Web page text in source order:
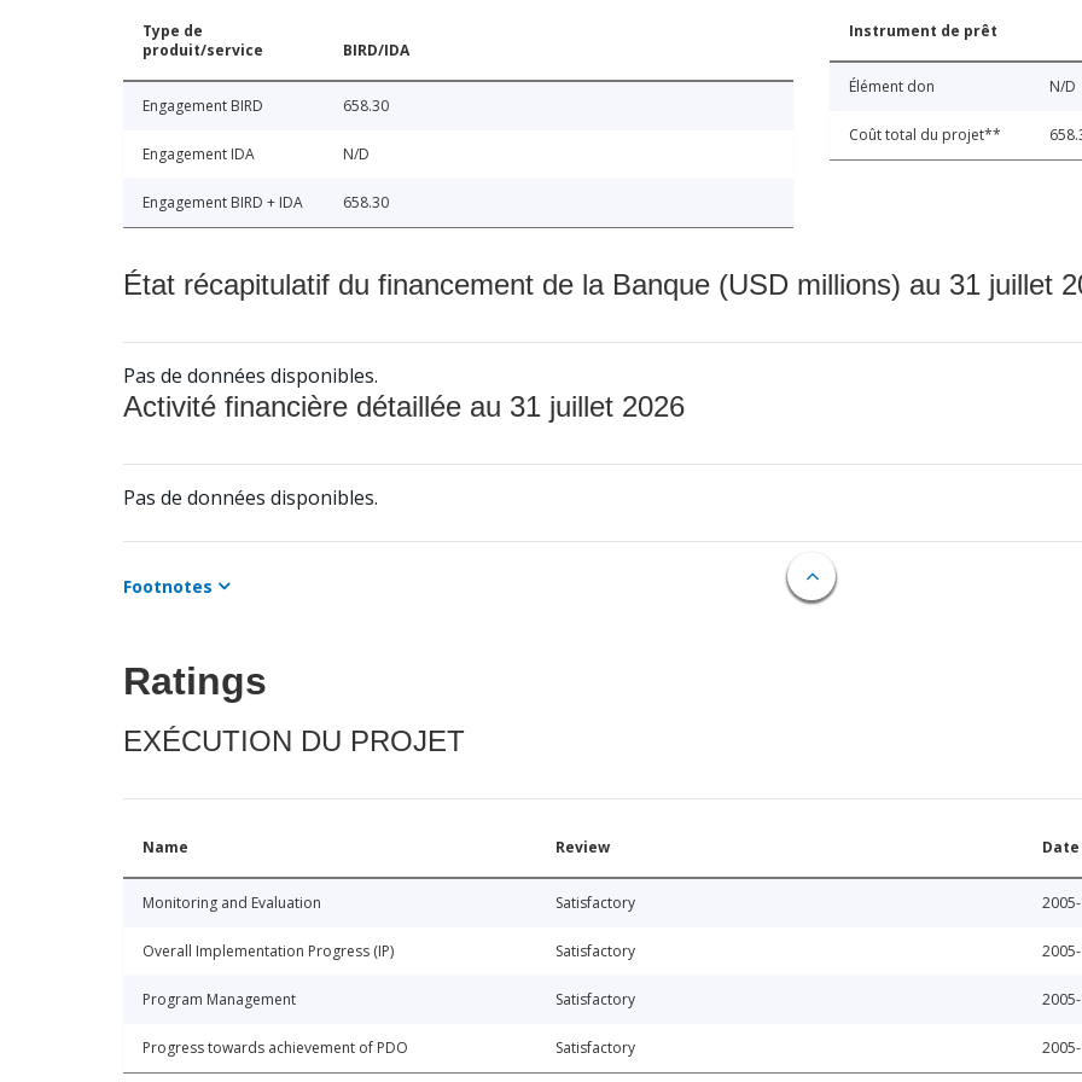
Type de
produit/service
BIRD/IDA
Engagement BIRD 658.30
Engagement IDA N/D
Engagement BIRD + IDA 658.30
Instrument de prêt
Élément don N/D
Coût total du projet**
État récapitulatif du financement de la Banque (USD millions) au 31 juillet
Pas de données disponibles.
Activité financière détaillée au 31 juillet 2026
Pas de données disponibles.
Footnotes
Ratings
EXÉCUTION DU PROJET
Name Review Date
Monitoring and Evaluation Satisfactory
Overall Implementation Progress (IP) Satisfactory
Program Management Satisfactory
Progress towards achievement of PDO Satisfactory